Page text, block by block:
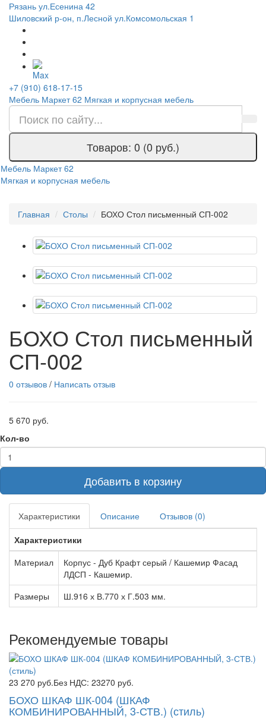
Рязань ул.Есенина 42
Шиловский р-он, п.Лесной ул.Комсомольская 1
+7 (910) 618-17-15
Мебель Маркет 62 Мягкая и корпусная мебель
Товаров: 0 (0 руб.)
Мебель Маркет 62
Мягкая и корпусная мебель
Главная Столы БОХО Стол письменный СП-002
БОХО Стол письменный
СП-002
0 отзывов / Написать отзыв
5 670 руб.
Кол-во
Добавить в корзину
Характеристики Описание
Отзывов (0)
Характеристики
Материал
Корпус - Дуб Крафт серый / Кашемир Фасад
ЛДСП - Кашемир.
Размеры
Ш.916 х В.770 х Г.503 мм.
Рекомендуемые товары
23 270 руб.Без НДС: 23270 руб.
БОХО ШКАФ ШК-004 (ШКАФ
КОМБИНИРОВАННЫЙ, 3-СТВ.) (стиль)